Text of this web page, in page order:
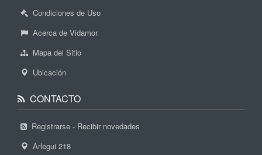
Condiciones de Uso
Acerca de Vidamor
Mapa del Sitio
Ubicación
CONTACTO
Registrarse - Recibir novedades
Arlegui 218